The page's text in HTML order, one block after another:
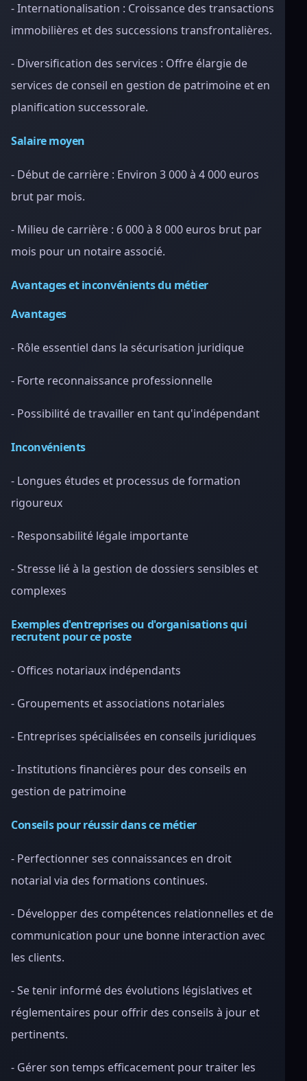
- Internationalisation : Croissance des transactions
immobilières et des successions transfrontalières.
- Diversification des services : Offre élargie de
services de conseil en gestion de patrimoine et en
planification successorale.
Salaire moyen
- Début de carrière : Environ 3 000 à 4 000 euros
brut par mois.
- Milieu de carrière : 6 000 à 8 000 euros brut par
mois pour un notaire associé.
Avantages et inconvénients du métier
Avantages
- Rôle essentiel dans la sécurisation juridique
- Forte reconnaissance professionnelle
- Possibilité de travailler en tant qu'indépendant
Inconvénients
- Longues études et processus de formation
rigoureux
- Responsabilité légale importante
- Stresse lié à la gestion de dossiers sensibles et
complexes
Exemples d'entreprises ou d'organisations qui
recrutent pour ce poste
- Offices notariaux indépendants
- Groupements et associations notariales
- Entreprises spécialisées en conseils juridiques
- Institutions financières pour des conseils en
gestion de patrimoine
Conseils pour réussir dans ce métier
- Perfectionner ses connaissances en droit
notarial via des formations continues.
- Développer des compétences relationnelles et de
communication pour une bonne interaction avec
les clients.
- Se tenir informé des évolutions législatives et
réglementaires pour offrir des conseils à jour et
pertinents.
- Gérer son temps efficacement pour traiter les